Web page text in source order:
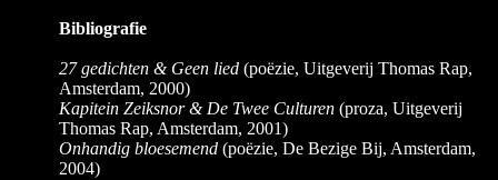
Bibliografie
27 gedichten & Geen lied (poëzie, Uitgeverij Thomas Rap,
Amsterdam, 2000)
Kapitein Zeiksnor & De Twee Culturen (proza, Uitgeverij
Thomas Rap, Amsterdam, 2001)
Onhandig bloesemend (poëzie, De Bezige Bij, Amsterdam,
2004)